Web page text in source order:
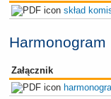
skład
Harmonogram
Załącznik